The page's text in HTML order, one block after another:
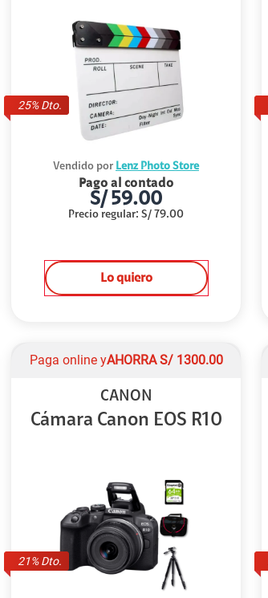
25% Dto.
Vendido por Lenz Photo Store
Pago al contado
S/ 59.00
Precio regular: S/ 79.00
Lo quiero
21% Dto.
Paga online yAHORRA S/ 1300.00
CANON
Cámara Canon EOS R10